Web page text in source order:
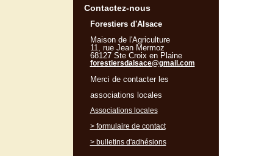
Contactez-nous
Forestiers d'Alsace
Maison de l'Agriculture
11, rue Jean Mermoz
68127 Ste Croix en Plaine
forestiersdalsace@gmail.com
Merci de contacter les
associations locales
Associations locales
> formulaire de contact
> bulletins d'adhésions